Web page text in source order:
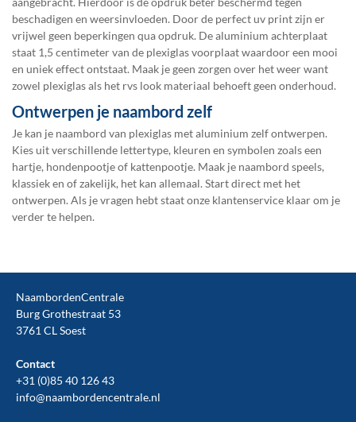
beschadigen en weersinvloeden. Door de perfect uv print zijn er
vrijwel geen beperkingen qua opdruk. De aluminium achterplaat
staat 1,5 centimeter van de plexiglas voorplaat waardoor een mooi
en uniek effect ontstaat. Maak je geen zorgen over het weer want
zowel plexiglas als het rvs look materiaal behoeft geen onderhoud.
Ontwerpen je naambord zelf
Je kan je naambord van plexiglas met aluminium zelf ontwerpen.
Kies uit verschillende lettertype, kleuren en symbolen zoals een
hartje, hondenpootje of kattenpootje. Maak je naambord speels,
klassiek en of zakelijk, het kan allemaal. Start direct met het
ontwerpen. Als je vragen hebt staat onze klantenservice klaar om je
verder te helpen.
NaambordenCentrale
Burg Grothestraat 53
3761 CL Soest
Contact
+31 (0)85 40 126 43
info@naambordencentrale.nl